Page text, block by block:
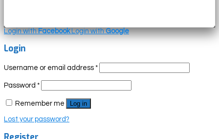
Login withFacebook Login withGoogle
Login
Username or email address *
Password *
Remember me Log in
Lost your password?